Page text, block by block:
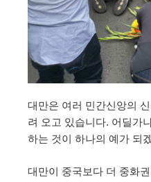
대만은 여러 민간신앙의
려 오고 있습니다. 어딜가
하는 것이 하나의 예가 되
대만이 중국보다 더 중화